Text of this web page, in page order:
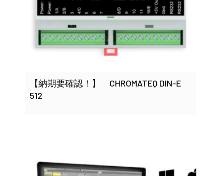
【納期要確認！】 CHROMATEQ DIN-E
512